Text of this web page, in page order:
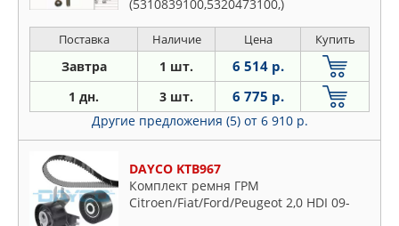
(5310839100,5320473100,)
Поставка Наличие Цена Купить
Завтра 1 шт. 6 514 р.
1 дн. 3 шт. 6 775 р.
Другие предложения (5) от 6 910 р.
DAYCO KTB967
Комплект ремня ГРМ
Citroen/Fiat/Ford/Peugeot 2,0 HDI 09-